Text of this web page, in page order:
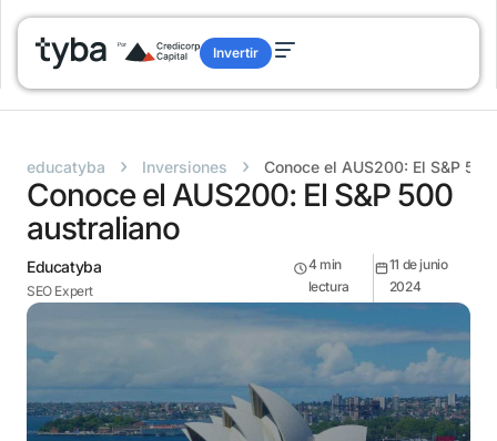
Invertir
educatyba › Inversiones › Conoce el AUS200: El S&P
Conoce el AUS200: El S&P 500
australiano
Educatyba
SEO Expert
4 min
lectura
11 de junio
2024